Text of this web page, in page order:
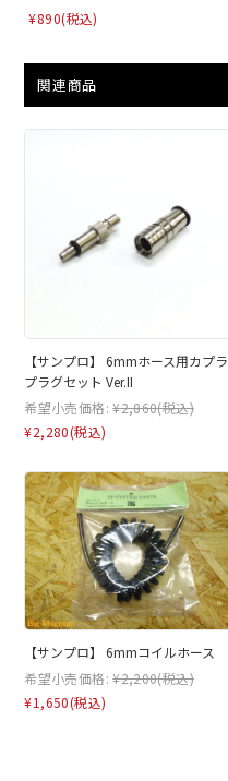
¥890(税込)
関連商品
【サンプロ】 6mmホース用カプラ
プラグセット Ver.II
希望小売価格: ¥2,860(税込)
¥2,280(税込)
【サンプロ】 6mmコイルホース
希望小売価格: ¥2,200(税込)
¥1,650(税込)